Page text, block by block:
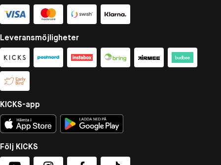
Leveransmöjligheter
KICKS-app
Följ KICKS